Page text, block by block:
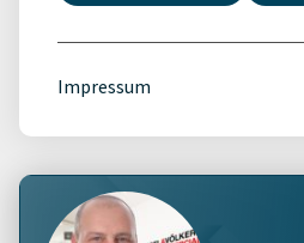
Impressum